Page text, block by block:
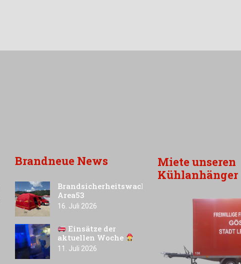
Brandneue News
Brandsicherheitswache
Area53
16. Juli 2026
Einsätze der
aktuellen Woche
11. Juli 2026
Miete unseren
Kühlanhänger